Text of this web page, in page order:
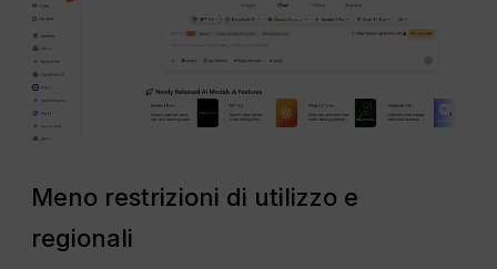
Meno restrizioni di utilizzo e
regionali